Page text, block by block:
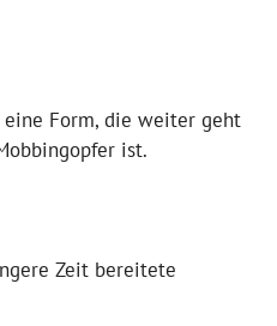
eine Form, die weiter geht
ist.
Zeit bereitete